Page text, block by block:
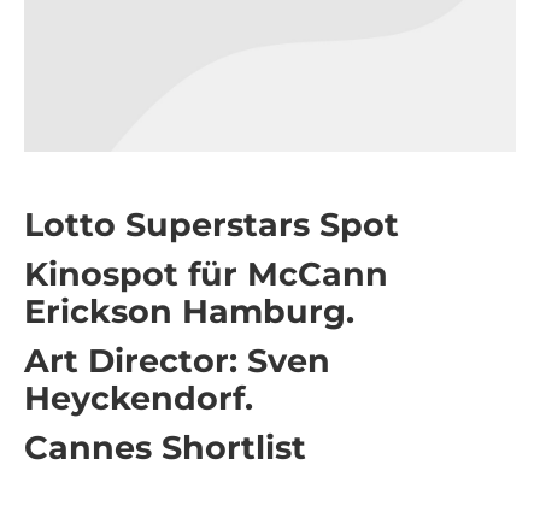
Lotto Superstars Spot
Kinospot für McCann
Erickson Hamburg.
Art Director: Sven
Heyckendorf.
Cannes Shortlist